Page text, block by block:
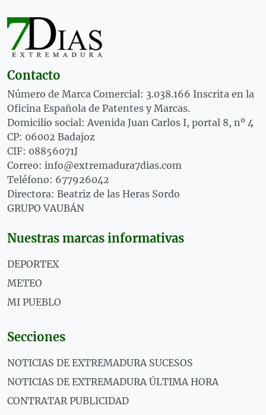
Contacto
Número de Marca Comercial: 3.038.166 Inscrita en la
Oficina Española de Patentes y Marcas.
Domicilio social: Avenida Juan Carlos I, portal 8, nº 4
CP: 06002 Badajoz
CIF: 08856071J
Correo: info@extremadura7dias.com
Teléfono: 677926042
Directora: Beatriz de las Heras Sordo
GRUPO VAUBÁN
Nuestras marcas informativas
DEPORTEX
METEO
MI PUEBLO
Secciones
NOTICIAS DE EXTREMADURA SUCESOS
NOTICIAS DE EXTREMADURA ÚLTIMA HORA
CONTRATAR PUBLICIDAD